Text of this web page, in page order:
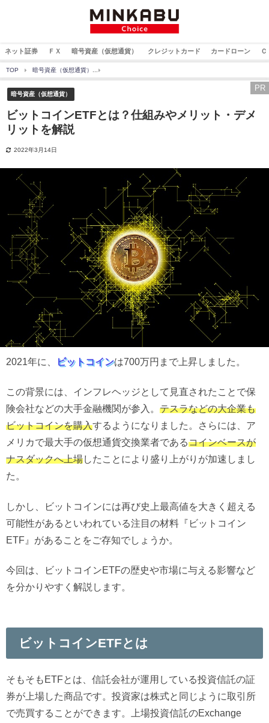
ネット証券 ＦＸ 暗号資産（仮想通貨） クレジットカード カードローン Ｃ
TOP 暗号資産（仮想通貨）
暗号資産（仮想通貨）
ビットコインETFとは？仕組みやメリット・デメ
リットを解説
2022年3月14日
PR
2021年に、 ビットコインは700万円まで上昇しました。
この背景には、インフレヘッジとして見直されたことで保
険会社などの大手金融機関が参入。 テスラなどの大企業も
ビットコインを購入するようになりました。さらには、ア
メリカで最大手の仮想通貨交換業者であるコインベースが
ナスダックへ上場したことにより盛り上がりが加速しまし
た。
しかし、ビットコインには再び史上最高値を大きく超える
可能性があるといわれている注目の材料『ビットコイン
ETF』があることをご存知でしょうか。
今回は、ビットコインETFの歴史や市場に与える影響など
を分かりやすく解説します。
ビットコインETFとは
そもそもETFとは、信託会社が運用している投資信託の証
券が上場した商品です。投資家は株式と同じように取引所
で売買することができます。上場投資信託のExchange